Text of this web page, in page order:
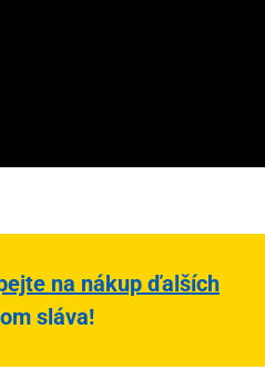
na nákup ďalších
sláva!